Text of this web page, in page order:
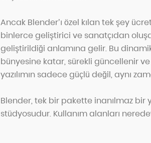
Ancak Blender’ı özel kılan tek şey
binlerce geliştirici ve sanatçıdan
geliştirildiği anlamına gelir. Bu
bünyesine katar, sürekli güncellenir
yazılımın sadece güçlü değil, aynı
Blender, tek bir pakette inanılmaz
stüdyosudur. Kullanım alanları